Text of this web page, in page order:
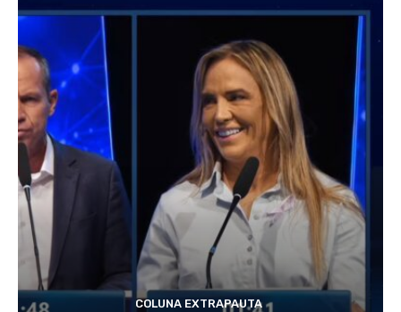
COLUNA EXTRAPAUTA